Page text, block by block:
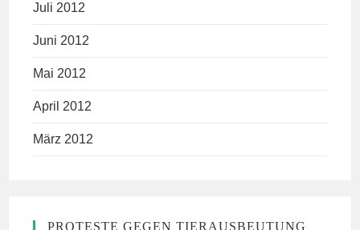
Juli 2012
Juni 2012
Mai 2012
April 2012
März 2012
PROTESTE GEGEN TIERAUSBEUTUNG